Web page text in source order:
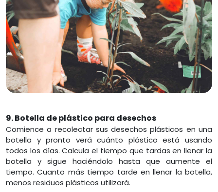
9. Botella de plástico para desechos
Comience a recolectar sus desechos plásticos en una
botella y pronto verá cuánto plástico está usando
todos los días. Calcula el tiempo que tardas en llenar la
botella y sigue haciéndolo hasta que aumente el
tiempo. Cuanto más tiempo tarde en llenar la botella,
menos residuos plásticos utilizará.